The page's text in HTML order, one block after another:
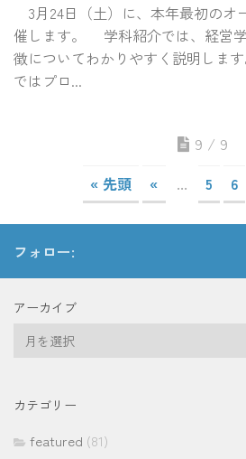
3月24日（土）に、本年最初のオ
催します。 学科紹介では、経営
徴についてわかりやすく説明します
ではプロ...
9 / 9
« 先頭 « ... 5 6
フォロー:
アーカイブ
イ
カテゴリー
featured (81)